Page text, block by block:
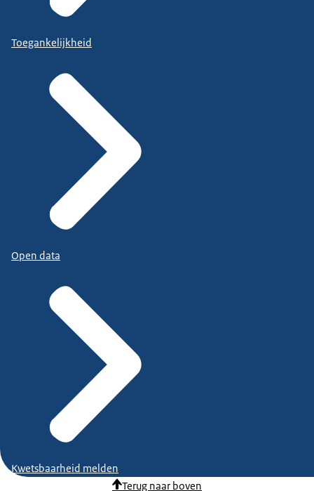
Toegankelijkheid
Open data
Kwetsbaarheid melden
Terug naar boven